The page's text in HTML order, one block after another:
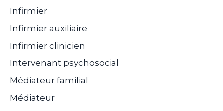
Infirmier
Infirmier auxiliaire
Infirmier clinicien
Intervenant psychosocial
Médiateur familial
Médiateur